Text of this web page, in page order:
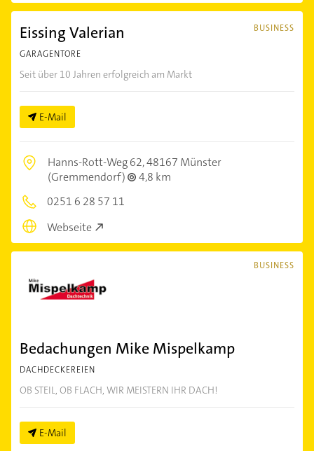
BUSINESS
Eissing Valerian
GARAGENTORE
Seit über 10 Jahren erfolgreich am Markt
E-Mail
Hanns-Rott-Weg 62,48167 Münster
(Gremmendorf)
4,8 km
0251 6 28 57 11
Webseite
BUSINESS
Bedachungen Mike Mispelkamp
DACHDECKEREIEN
OB STEIL, OB FLACH, WIR MEISTERN IHR DACH!
E-Mail